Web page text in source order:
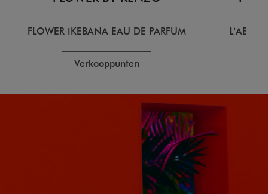
FLOWER IKEBANA EAU DE PARFUM
Verkooppunten